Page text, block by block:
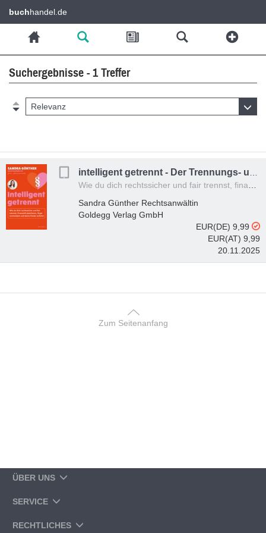
buchhandel.de
Suchergebnisse - 1 Treffer
Relevanz
Wie du dich rechtssicher und fair trennst, finanziell absicherst, Ärger vermeidest und deine Kinder schützt
Sandra Günther Rechtsanwältin
Goldegg Verlag GmbH
EUR(DE) 9,99
EUR(AT) 9,99
20.11.2025
Zum Seitenanfang
ÜBER UNS
SERVICE
RECHTLICHES